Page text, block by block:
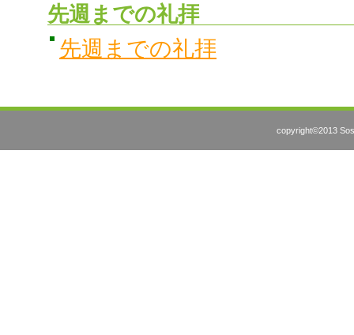
先週までの礼拝
先週までの礼拝
copyright©2013